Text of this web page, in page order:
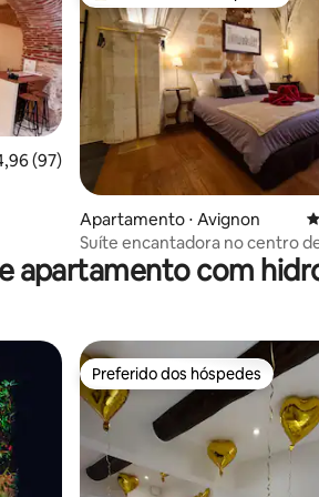
de uma avaliação média de 5, 97
(97)
Apartamento ⋅ Avignon
Suíte encantadora no centro
apartamento com
Preferido dos hóspedes
Preferido dos hóspedes